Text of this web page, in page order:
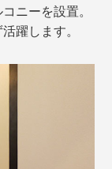
ニーを設置。
躍します。